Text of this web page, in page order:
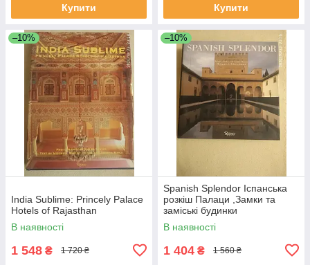
Купити Купити
–10%
India Sublime: Princely Palace
Hotels of Rajasthan
В наявності
1 548 ₴ 1 720 ₴
–10%
Spanish Splendor Іспанська
розкіш Палаци ,Замки та
заміські будинки
В наявності
1 404 ₴ 1 560 ₴